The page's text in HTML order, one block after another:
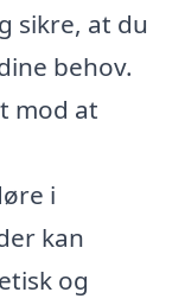
sikre, at du
behov.
mod at
i
kan
og